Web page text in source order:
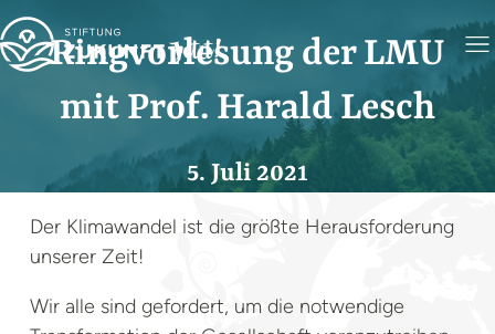
Ringvorlesung der LMU
mit Prof. Harald Lesch
5. Juli 2021
Der Klimawandel ist die größte Herausforderung
unserer Zeit!
Wir alle sind gefordert, um die notwendige